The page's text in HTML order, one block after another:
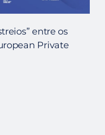
entre os
Private